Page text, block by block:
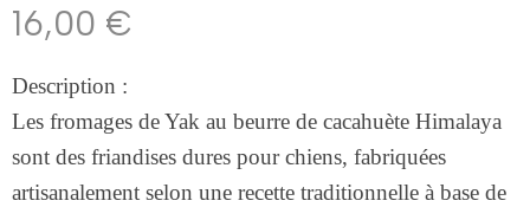
16,00 €
Description :
Les fromages de Yak au beurre de cacahuète Himalaya
sont des friandises dures pour chiens, fabriquées
artisanalement selon une recette traditionnelle à base de